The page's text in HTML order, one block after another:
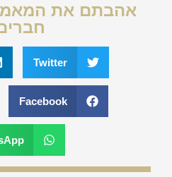
אהבתם את
Twitter
Facebook